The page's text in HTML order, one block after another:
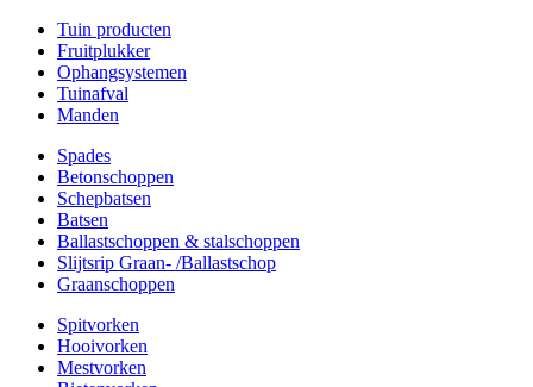
Tuin producten
Fruitplukker
Ophangsystemen
Tuinafval
Manden
Spades
Betonschoppen
Schepbatsen
Batsen
Ballastschoppen & stalschoppen
Slijtsrip Graan- /Ballastschop
Graanschoppen
Spitvorken
Hooivorken
Mestvorken